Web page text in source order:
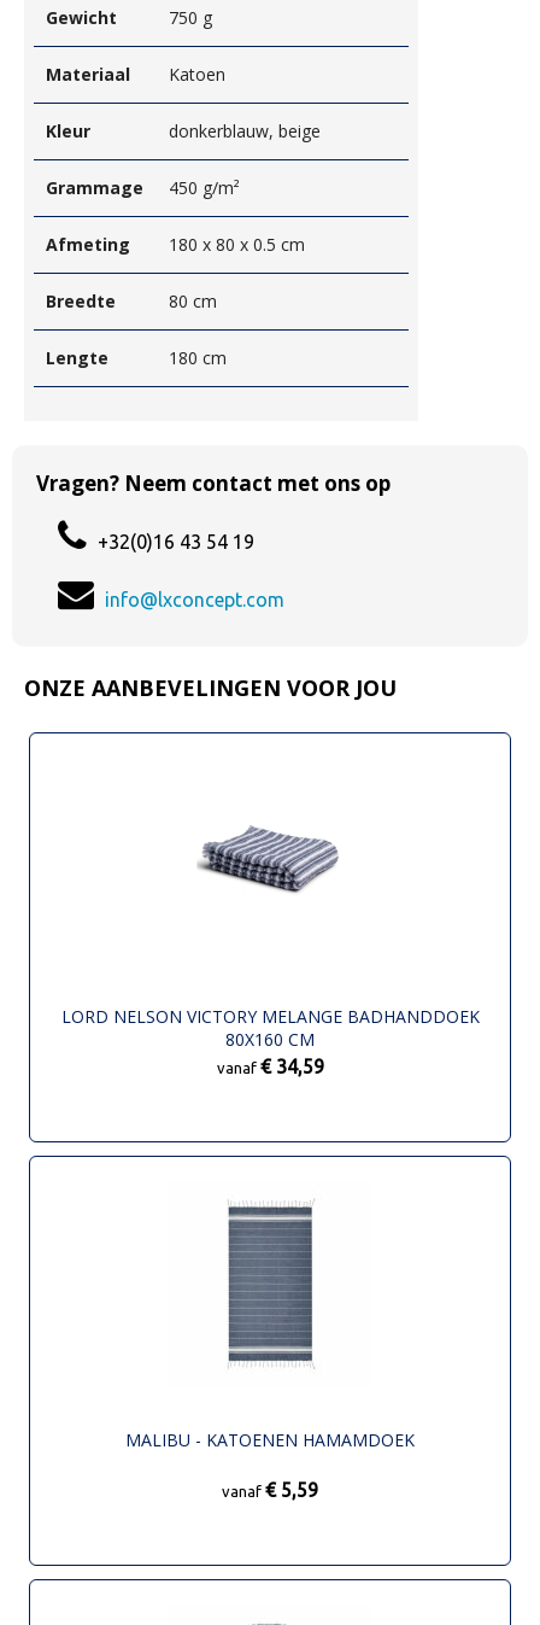
Gewicht 750 g
Materiaal Katoen
Kleur donkerblauw, beige
Grammage 450 g/m²
Afmeting 180 x 80 x 0.5 cm
Breedte 80 cm
Lengte 180 cm
Vragen? Neem contact met ons op
+32(0)16 43 54 19
info@lxconcept.com
ONZE AANBEVELINGEN VOOR JOU
LORD NELSON VICTORY MELANGE BADHANDDOEK
80X160 CM
vanaf € 34,59
MALIBU - KATOENEN HAMAMDOEK
vanaf € 5,59